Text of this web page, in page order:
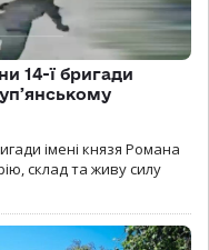
14-ї бригади
імені князя Романа
склад та живу силу